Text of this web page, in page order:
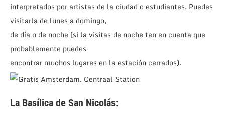
interpretados por artistas de la ciudad o estudiantes. Puedes
visitarla de lunes a domingo,
de día o de noche (si la visitas de noche ten en cuenta que
probablemente puedes
encontrar muchos lugares en la estación cerrados).
La Basílica de San Nicolás: